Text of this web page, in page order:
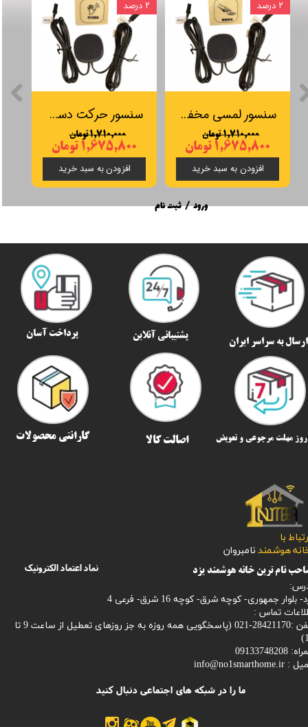
سنسور حرکت دست مخفی SOS مدل LP5032
۱,۷۱۰,۰۰۰ تومان
۱,۶۷۵,۸۰۰ تومان
افزودن به سبد خرید
۲ درصد
سنسور لمسی مخفی دیمردار SOS مدل LP9030
۱,۷۱۰,۰۰۰ تومان
۱,۶۷۵,۸۰۰ تومان
افزودن به سبد خرید
۲ درصد
ورود / ثبت نام
با
هوشمند نامبروان
بلوار جمهوری- کوچه شرق- کوچه 16 شرق- فرعی 4
تماس :
021 (
پاسخگویی همه روزه به جز روزهای تعطیل از ساعت 9 تا
09133748208
:
info@no1smarthome.ir
ما را در شبکه های اجتماعی دنبال کنید
نماد اعتماد الکترونیک
ارسال به سراسر ایران​​​​​​​
پشتیبانی آنلاین پرداخت آسان
اصالت کالا گارانتی محصولات
نام ترین خانه هوشمند یزد